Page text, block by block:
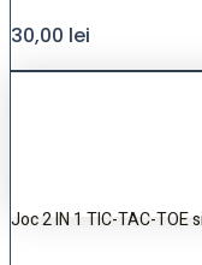
30,00 lei
Joc 2 IN 1 TIC-TAC-TOE